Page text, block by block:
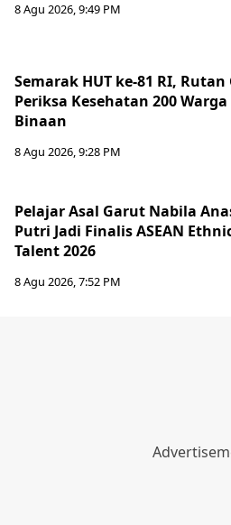
8 Agu 2026, 9:49 PM
Semarak HUT ke-81 RI,
Periksa Kesehatan 200 Warga
Binaan
8 Agu 2026, 9:28 PM
Pelajar Asal Garut Nabila
Putri Jadi Finalis ASEAN
Talent 2026
8 Agu 2026, 7:52 PM